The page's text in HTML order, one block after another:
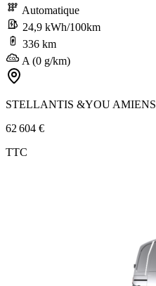
Automatique
24,9 kWh/100km
336 km
A (0 g/km)
STELLANTIS &YOU AMIENS
62 604 €
TTC